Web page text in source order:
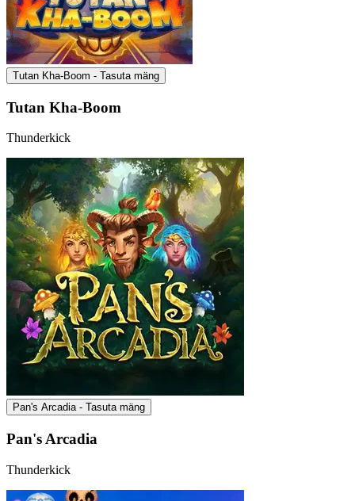
Tutan Kha-Boom - Tasuta mäng
Tutan Kha-Boom
Thunderkick
Pan's Arcadia - Tasuta mäng
Pan's Arcadia
Thunderkick